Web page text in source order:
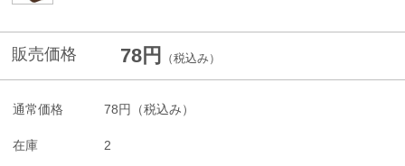
販売価格 78円 （税込み）
通常価格 78円 （税込み）
在庫 2